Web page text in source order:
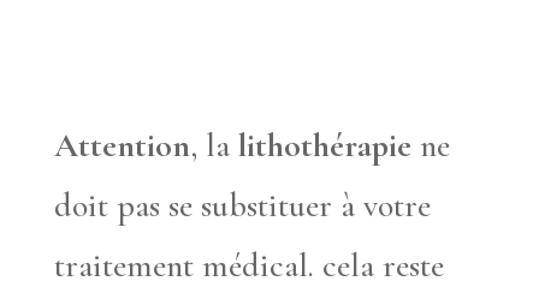
Attention, la lithothérapie ne
doit pas se substituer à votre
traitement médical. cela reste